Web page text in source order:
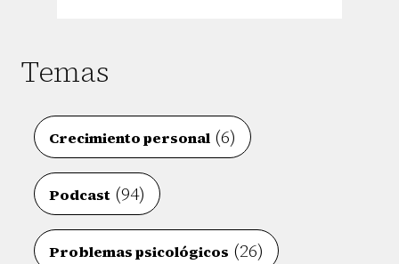
Temas
Crecimiento personal (6)
Podcast (94)
Problemas psicológicos (26)